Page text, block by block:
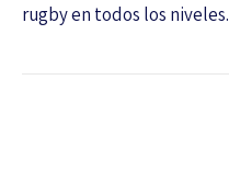
rugby en todos los niveles.